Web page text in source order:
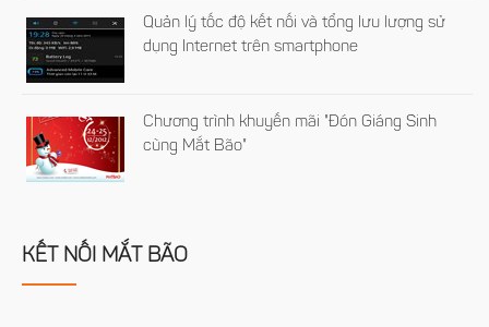
Quản lý tốc độ kết nối và tổng lưu lượng sử
dụng Internet trên smartphone
Chương trình khuyến mãi "Đón Giáng Sinh
cùng Mắt Bão"
KẾT NỐI MẮT BÃO